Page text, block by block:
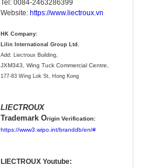
Tel: 0084-2463286399
Website: https://www.liectroux.vn
HK Company:
Lilin International Group Ltd.
Add: Liectroux Building,
JXM343, Wing Tuck Commercial Centre,
177-83 Wing Lok St, Hong Kong
LIECTROUX
Trademark Origin Verification:
https://www3.wipo.int/branddb/en/#
LIECTROUX Youtube: